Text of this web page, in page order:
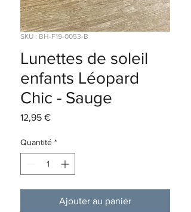
SKU : BH-F19-0053-B
Lunettes de soleil
enfants Léopard
Chic - Sauge
12,95 €Prix
Quantité *
Ajouter au panier